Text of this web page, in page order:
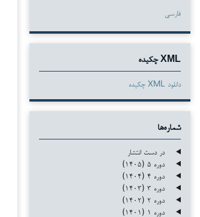
فارسی
XML چکیده
دانلود XML چکیده
شماره‌ها
در دست انتشار
دوره ۵ (۱۴۰۵)
دوره ۴ (۱۴۰۴)
دوره ۳ (۱۴۰۳)
دوره ۲ (۱۴۰۲)
دوره ۱ (۱۴۰۱)
دانلودها